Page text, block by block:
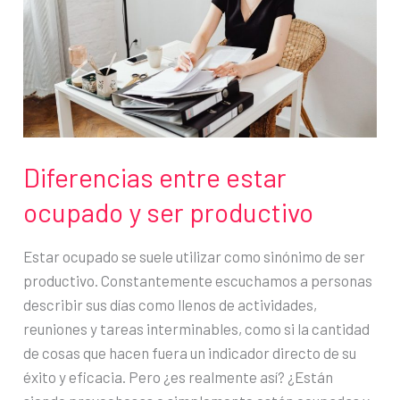
a
la
productividad
Diferencias entre estar
ocupado y ser productivo
Estar ocupado se suele utilizar como sinónimo de ser
productivo. Constantemente escuchamos a personas
describir sus días como llenos de actividades,
reuniones y tareas interminables, como si la cantidad
de cosas que hacen fuera un indicador directo de su
éxito y eficacia. Pero ¿es realmente así? ¿Están